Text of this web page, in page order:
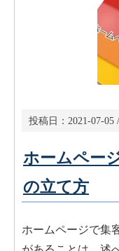
投稿日： 2021-07-05
ホームペー
の立て方
ホームページで集